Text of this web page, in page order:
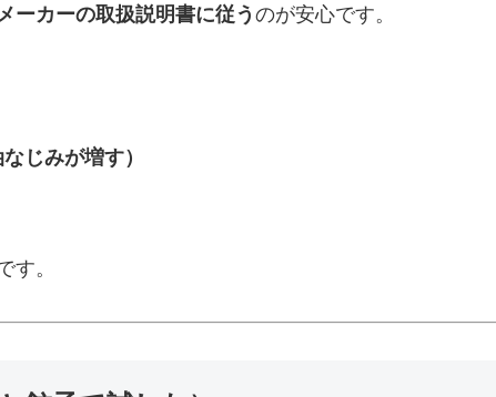
ーカーの取扱説明書に従う のが安心です。
じみが増す）
す。